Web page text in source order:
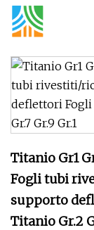
Titanio Gr1
Fogli tubi
supporto
Titanio Gr.2